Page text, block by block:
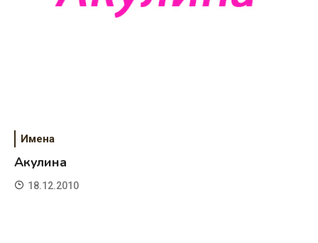
Имена
Акулина
18.12.2010